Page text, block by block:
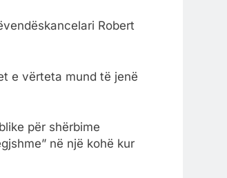
Robert
e vërteta mund të jenë
për shërbime
në një kohë kur